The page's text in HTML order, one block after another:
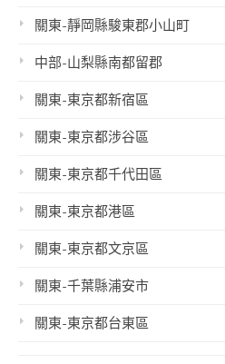
關東-靜岡縣駿東郡小山町
中部-山梨縣南都留郡
關東-東京都新宿區
關東-東京都涉谷區
關東-東京都千代田區
關東-東京都港區
關東-東京都文京區
關東-千葉縣浦安市
關東-東京都台東區